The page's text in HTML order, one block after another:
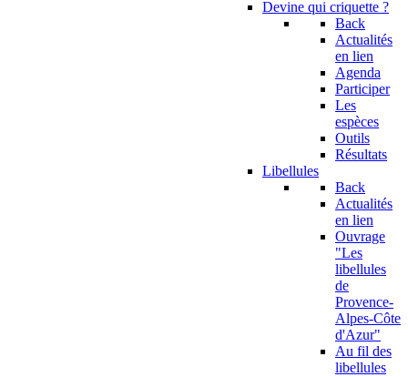
Devine qui criquette ?
Back
Actualités
en lien
Agenda
Participer
Les
espèces
Outils
Résultats
Libellules
Back
Actualités
en lien
Ouvrage
"Les
libellules
de
Provence-
Alpes-Côte
d'Azur"
Au fil des
libellules